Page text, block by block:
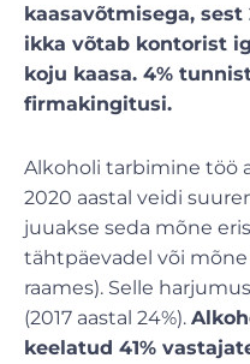
kaasavõtmisega,
ikka võtab kontorist
koju kaasa. 4%
firmakingitusi.
Alkoholi tarbimine töö
2020 aastal veidi
juuakse seda mõne
tähtpäevadel või
raames). Selle
(2017 aastal 24%).
keelatud 41%